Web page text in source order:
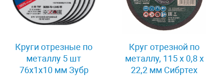
Круги отрезные по
металлу 5 шт
76x1x10 мм Зубр
Круг отрезной по
металлу, 115 х 0,8 х
22,2 мм Сибртех